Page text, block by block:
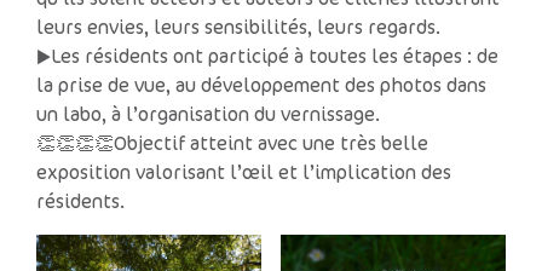
leurs envies, leurs sensibilités, leurs regards.
▶Les résidents ont participé à toutes les étapes : de
la prise de vue, au développement des photos dans
un labo, à l’organisation du vernissage.
👏👏👏👏Objectif atteint avec une très belle
exposition valorisant l’œil et l’implication des
résidents.